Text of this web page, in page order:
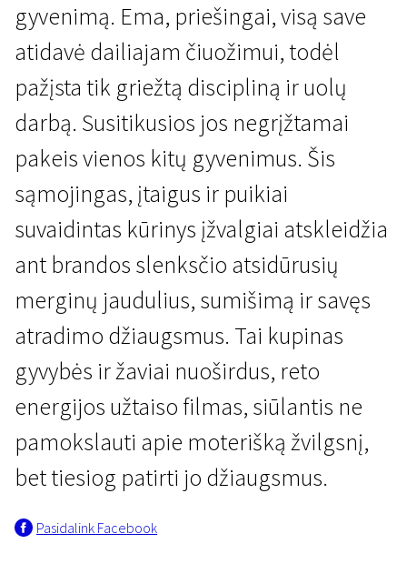
Naujienos iš Šiaurės
Merginos gali viską
1 val. 40 min. | Romantinis | N-13
gyvenimą. Ema, priešingai, visą save
atidavė dailiajam čiuožimui, todėl
pažįsta tik griežtą discipliną ir uolų
darbą. Susitikusios jos negrįžtamai
pakeis vienos kitų gyvenimus. Šis
sąmojingas, įtaigus ir puikiai
suvaidintas kūrinys įžvalgiai atskleidžia
ant brandos slenksčio atsidūrusių
merginų jaudulius, sumišimą ir savęs
atradimo džiaugsmus. Tai kupinas
gyvybės ir žaviai nuoširdus, reto
energijos užtaiso filmas, siūlantis ne
pamokslauti apie moterišką žvilgsnį,
bet tiesiog patirti jo džiaugsmus.
Pasidalink Facebook